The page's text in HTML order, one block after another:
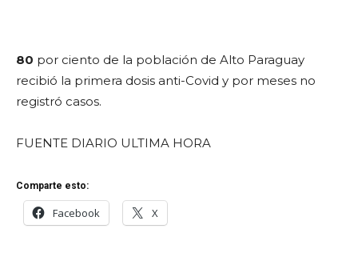
80 por ciento de la población de Alto Paraguay
recibió la primera dosis anti-Covid y por meses no
registró casos.
FUENTE DIARIO ULTIMA HORA
Comparte esto:
Facebook X